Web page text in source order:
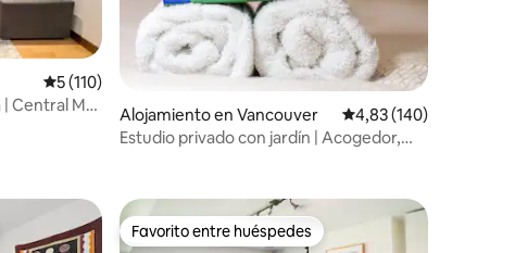
Calificación promedio: 5 de 5. 110 evaluaciones
5 (110)
Central Mt
Alojamiento en Vancouver Calificación promedio:
4,83 (140)
Estudio privado con jardín | Acogedor,
Favorito entre huéspedes
Favorito entre huéspedes